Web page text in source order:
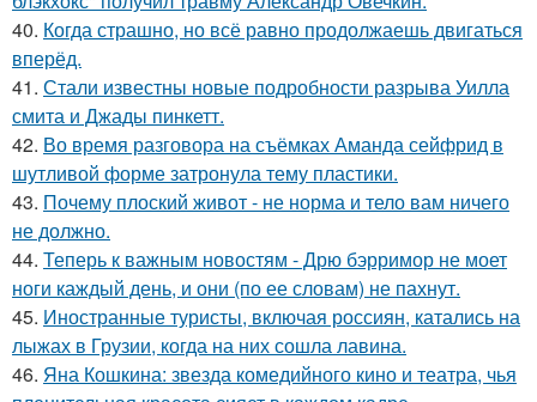
40. Когда страшно, но всё равно продолжаешь двигаться
вперёд.
41. Стали известны новые подробности разрыва Уилла
смита и Джады пинкетт.
42. Во время разговора на съёмках Аманда сейфрид в
шутливой форме затронула тему пластики.
43. Почему плоский живот - не норма и тело вам ничего
не должно.
44. Теперь к важным новостям - Дрю бэрримор не моет
ноги каждый день, и они (по ее словам) не пахнут.
45. Иностранные туристы, включая россиян, катались на
лыжах в Грузии, когда на них сошла лавина.
46. Яна Кошкина: звезда комедийного кино и театра, чья